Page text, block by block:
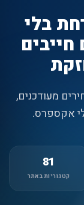
בלי
מעודכנים,
אקספרס.
81
קטגוריות באתר